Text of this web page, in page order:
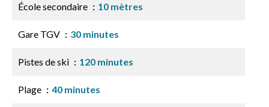
École secondaire 10 mètres
Gare TGV 30 minutes
Pistes de ski 120 minutes
Plage 40 minutes